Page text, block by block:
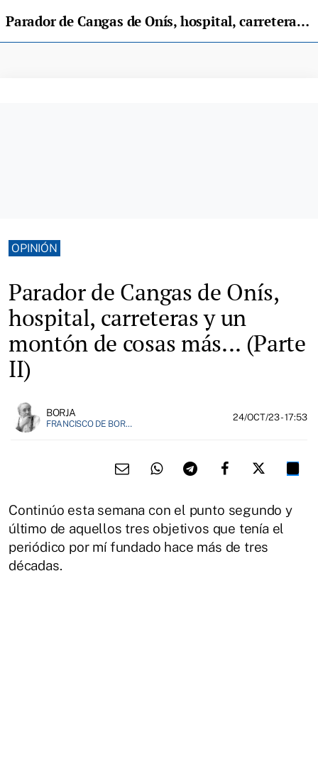
Parador de Cangas de Onís, hospital, carreteras y un montón de cosas más... (Parte II)
OPINIÓN
Parador de Cangas de Onís,
hospital, carreteras y un
montón de cosas más... (Parte
II)
BORJA
FRANCISCO DE BORJA MÁRQUEZ, FUNDADOR DE EL FIELATO
24/OCT/23- 17:53
Continúo esta semana con el punto segundo y
último de aquellos tres objetivos que tenía el
periódico por mí fundado hace más de tres
décadas.